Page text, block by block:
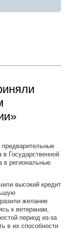
в Государственной
в региональные
высокий кредит
желание
к ветеранам,
период из-за
в их способности